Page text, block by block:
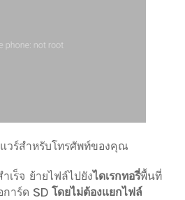
วร์สำหรับโทรศัพท์ของคุณ
เร็จ ย้ายไฟล์ไปยังไดเรกทอรี่พื้นที่
การ์ด SDโดยไม่ต้องแยกไฟล์